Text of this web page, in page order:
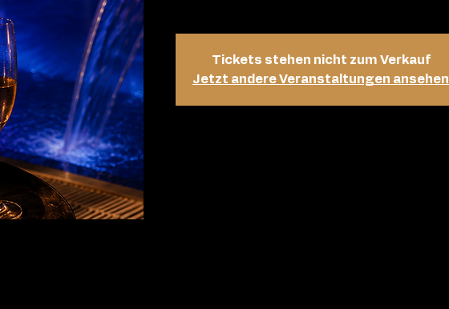
Tickets stehen nicht zum Verkauf
Jetzt andere Veranstaltungen ansehen